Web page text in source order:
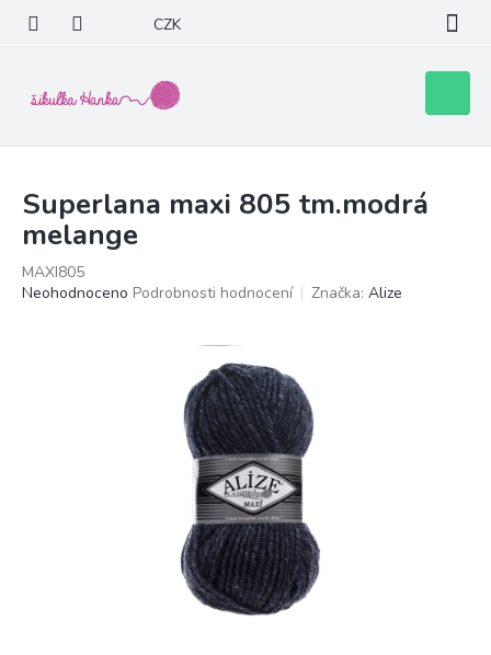
obsah
CZK
košík
Superlana maxi 805 tm.modrá
melange
MAXI805
Průměrné
Neohodnoceno Podrobnosti hodnocení Značka: Alize